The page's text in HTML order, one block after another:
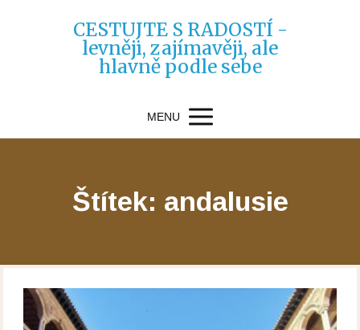
CESTUJTE S RADOSTÍ -
levněji, zajímavěji, ale
hlavně podle sebe
MENU
Štítek: andalusie